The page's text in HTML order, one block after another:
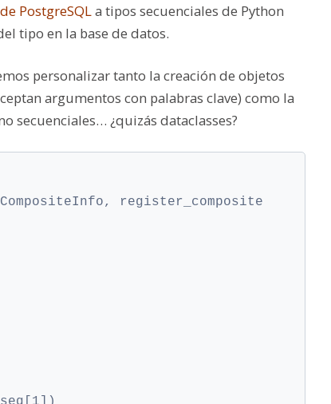
PostgreSQL a tipos secuenciales de Python
tipo en la base de datos.
personalizar tanto la creación de objetos
argumentos con palabras clave) como la
secuenciales… ¿quizás dataclasses?
register_composite